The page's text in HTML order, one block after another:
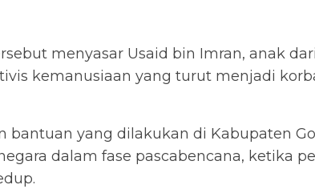
menyasar Usaid bin Imran, anak
kemanusiaan yang turut menjadi
bantuan yang dilakukan di Kabupaten
dalam fase pascabencana, ketika